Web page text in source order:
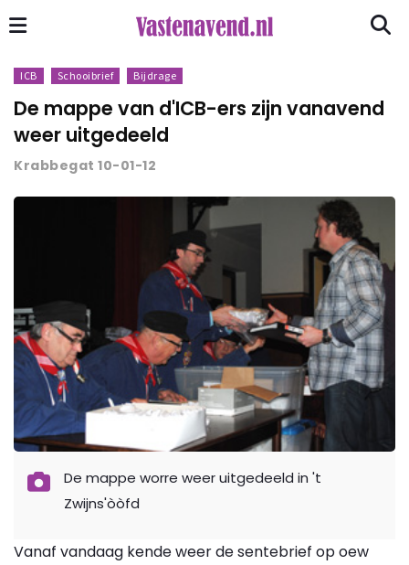
ICB Schooibrief Bijdrage
De mappe van d'ICB-ers zijn vanavend
weer uitgedeeld
Krabbegat 10-01-12
De mappe worre weer uitgedeeld in 't
Zwijns'òòfd
Vanaf vandaag kende weer de sentebrief op oew